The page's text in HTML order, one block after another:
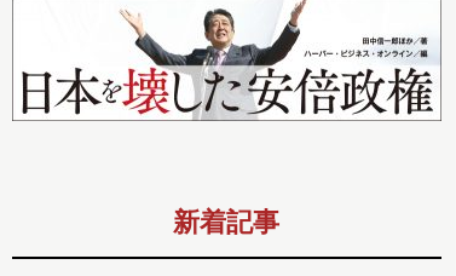
新着記事